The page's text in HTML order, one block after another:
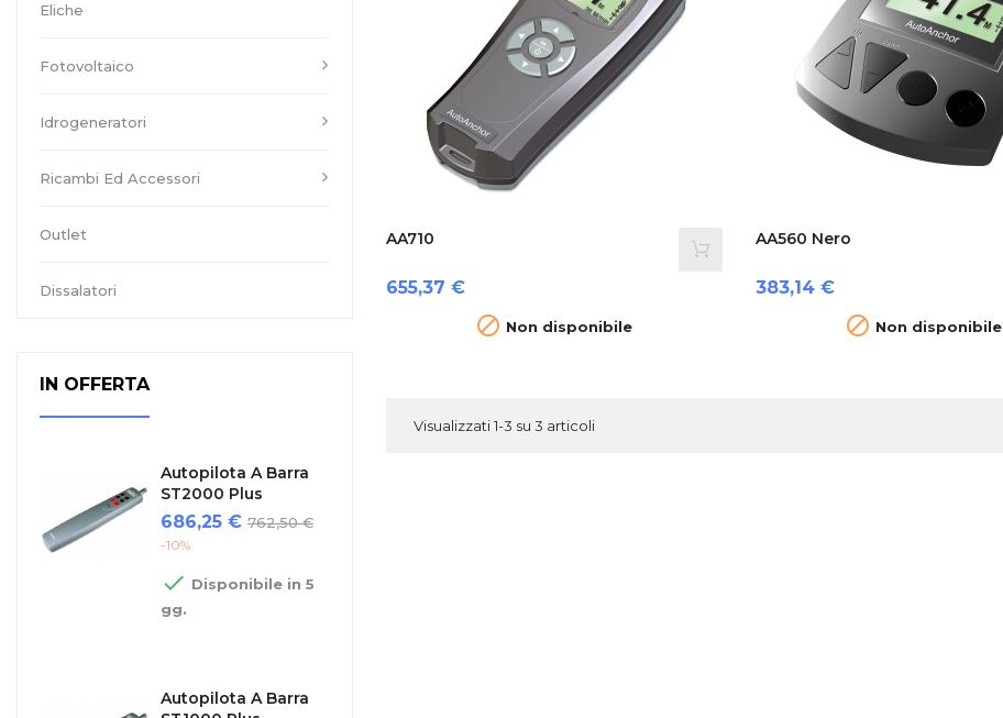
Eliche
Fotovoltaico
Idrogeneratori
Ricambi Ed Accessori
Outlet
Dissalatori
IN OFFERTA
Autopilota A Barra
ST2000 Plus
Prezzo
686,25 € Prezzo
762,50 €
-10%
 Disponibile in 5
gg.
Autopilota A Barra
AA710
Prezzo
655,37 €
 Non disponibile
AA560 Nero
Prezzo
383,14 €
 Non disponibile
Visualizzati 1-3 su 3 articoli